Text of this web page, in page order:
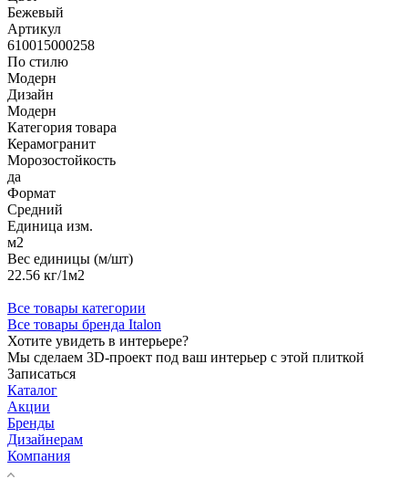
Бежевый
Артикул
610015000258
По стилю
Модерн
Дизайн
Модерн
Категория товара
Керамогранит
Морозостойкость
да
Формат
Средний
Единица изм.
м2
Вес единицы (м/шт)
22.56 кг/1м2
Все товары категории
Все товары бренда Italon
Хотите увидеть в интерьере?
Мы сделаем 3D-проект под ваш интерьер с этой плиткой
Записаться
Каталог
Акции
Бренды
Дизайнерам
Компания